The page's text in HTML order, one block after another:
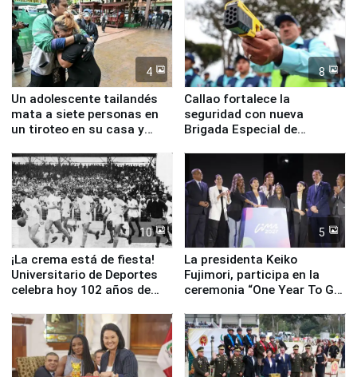
4
Un adolescente tailandés
mata a siete personas en
un tiroteo en su casa y
8
Callao fortalece la
seguridad con nueva
Brigada Especial de
equipamiento para
Serenazgo
10
¡La crema está de fiesta!
Universitario de Deportes
celebra hoy 102 años de
5
La presidenta Keiko
Fujimori, participa en la
ceremonia “One Year To Go